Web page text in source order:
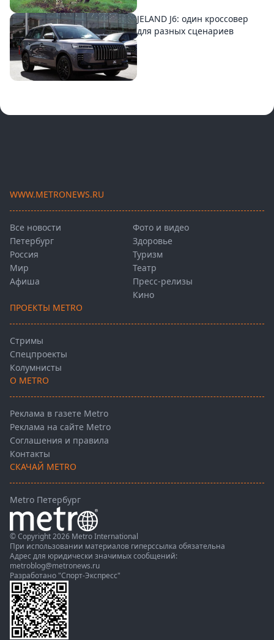
JELAND J6: один кроссовер
для разных сценариев
WWW.METRONEWS.RU
Все новости
Петербург
Россия
Мир
Афиша
Фото и видео
Здоровье
Туризм
Театр
Пресс-релизы
Кино
ПРОЕКТЫ METRO
Стримы
Спецпроекты
Колумнисты
О METRO
Реклама в газете Metro
Реклама на сайте Metro
Соглашения и правила
Контакты
СКАЧАЙ METRO
Metro Петербург
© Copyright 2026 Metro International
При использовании материалов гиперссылка обязательна
Адрес для юридически значимых сообщений:
metroblog@metronews.ru
Разработано "Спорт-Экспресс"